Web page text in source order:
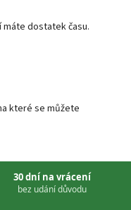
máte dostatek času.
které se můžete
30 dní na vrácení
bez udání důvodu